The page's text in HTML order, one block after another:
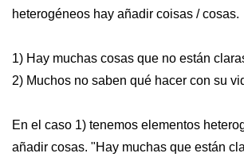
heterogéneos hay añadir coisas / cosas.
1) Hay muchas cosas que no están
2) Muchos no saben qué hacer con su
En el caso 1) tenemos elementos
añadir cosas. "Hay muchas que están